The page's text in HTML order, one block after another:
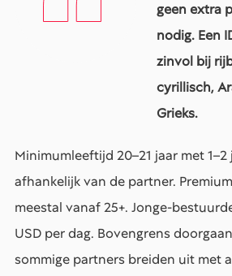
geen extra
nodig. Een
zinvol bij
cyrillisch,
Grieks.
Minimumleeftijd 20–21 jaar met
afhankelijk van de partner.
meestal vanaf 25+. Jonge-
USD per dag. Bovengrens
sommige partners breiden uit met